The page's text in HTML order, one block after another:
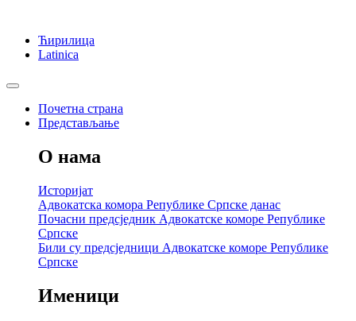
Ћирилица
Latinica
Почетна страна
Представљање
О нама
Историјат
Адвокатска комора Републике Српске данас
Почасни предсједник Адвокатске коморе Републике
Српске
Били су предсједници Адвокатске коморе Републике
Српске
Именици